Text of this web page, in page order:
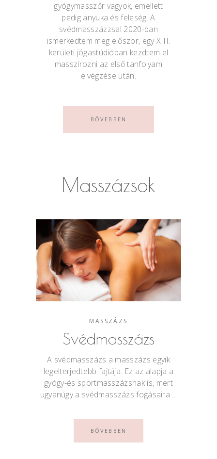
gyógymasszőr vagyok, emellett
pedig anyuka és feleség. A
svédmasszázzsal 2020-ban
ismerkedtem meg először, egy XIII.
kerületi jógastúdióban kezdtem el
masszírozni az első tanfolyam
elvégzése után.
BŐVEBBEN
Masszázsok
MASSZÁZS
Svédmasszázs
A svédmasszázs a masszázs egyik
legelterjedtebb fajtája. Ez az alapja a
gyógy-és sportmasszázsnak is, mert
ugyanúgy a svédmasszázs fogásaira
BŐVEBBEN